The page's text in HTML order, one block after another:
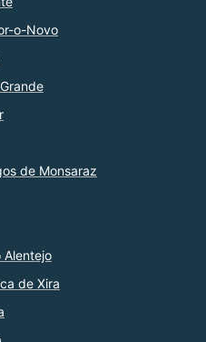
o-Novo
de Monsaraz
Alentejo
de Xira